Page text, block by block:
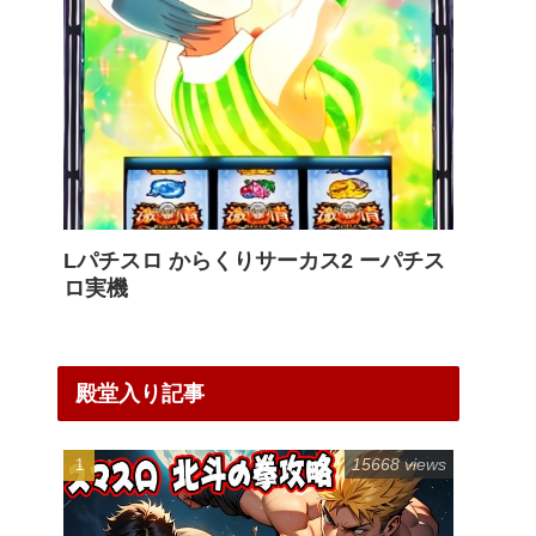
Lパチスロ からくりサーカス2 ーパチス
ロ実機
殿堂入り記事
15668 views